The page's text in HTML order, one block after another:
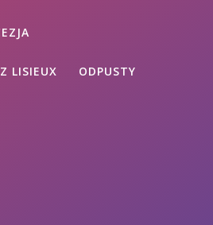
LISIEUX ODPUSTY